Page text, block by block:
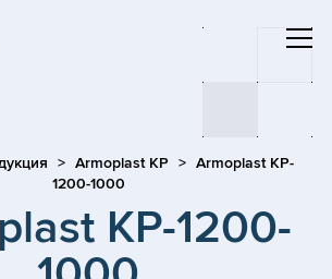
Armoplast KP
Armoplast KP-
1200-1000
KP-1200-